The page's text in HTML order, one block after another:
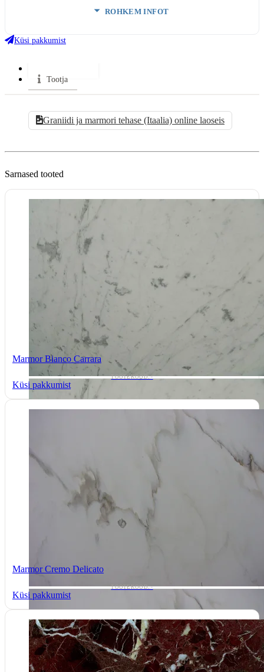
ROHKEM INFOT
Materjal:
Küsi pakkumist
Tootja
Graniidi ja marmori tehase (Itaalia) online laoseis
Sarnased tooted
Marmor Bianco Carrara
TOOTEKOOD: -
Küsi pakkumist
Marmor Cremo Delicato
TOOTEKOOD: -
Küsi pakkumist